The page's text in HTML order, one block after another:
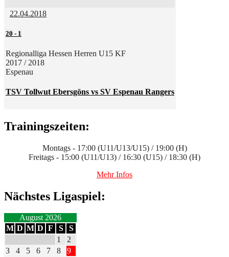
22.04.2018
20 - 1
Regionalliga Hessen Herren U15 KF
2017 / 2018
Espenau
TSV Tollwut Ebersgöns vs SV Espenau Rangers
Trainingszeiten:
Montags - 17:00 (U11/U13/U15) / 19:00 (H)
Freitags - 15:00 (U11/U13) / 16:30 (U15) / 18:30 (H)
Mehr Infos
Nächstes Ligaspiel:
August 2026
M D M D F S
S
1
2
3
4 5 6 7 8 9